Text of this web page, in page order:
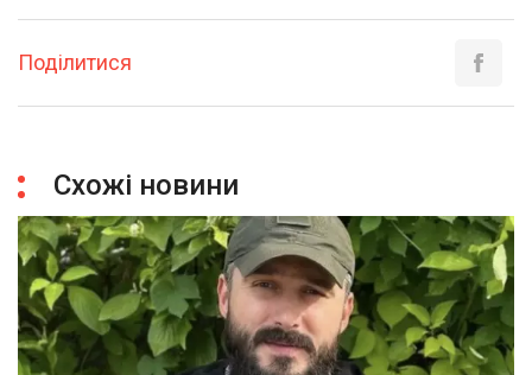
Поділитися
Схожі новини